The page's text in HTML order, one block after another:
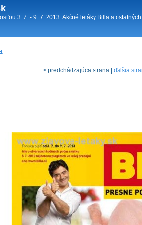
3. 7. - 9. 7. 2013. Akčné letáky Billa a
< predchádzajúca strana | ďalšia